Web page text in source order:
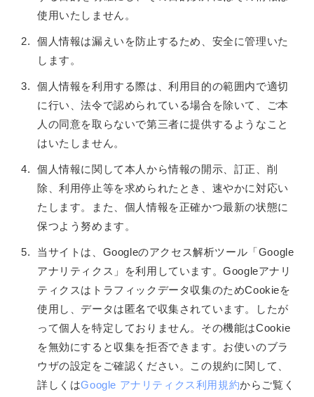
使用いたしません。
個人情報は漏えいを防止するため、安全に管理いた
します。
個人情報を利用する際は、利用目的の範囲内で適切
に行い、法令で認められている場合を除いて、ご本
人の同意を取らないで第三者に提供するようなこと
はいたしません。
個人情報に関して本人から情報の開示、訂正、削
除、利用停止等を求められたとき、速やかに対応い
たします。また、個人情報を正確かつ最新の状態に
保つよう努めます。
当サイトは、Googleのアクセス解析ツール「Google
アナリティクス」を利用しています。Googleアナリ
ティクスはトラフィックデータ収集のためCookieを
使用し、データは匿名で収集されています。したが
って個人を特定しておりません。その機能はCookie
を無効にすると収集を拒否できます。お使いのブラ
ウザの設定をご確認ください。この規約に関して、
詳しくはGoogle アナリティクス利用規約からご覧く